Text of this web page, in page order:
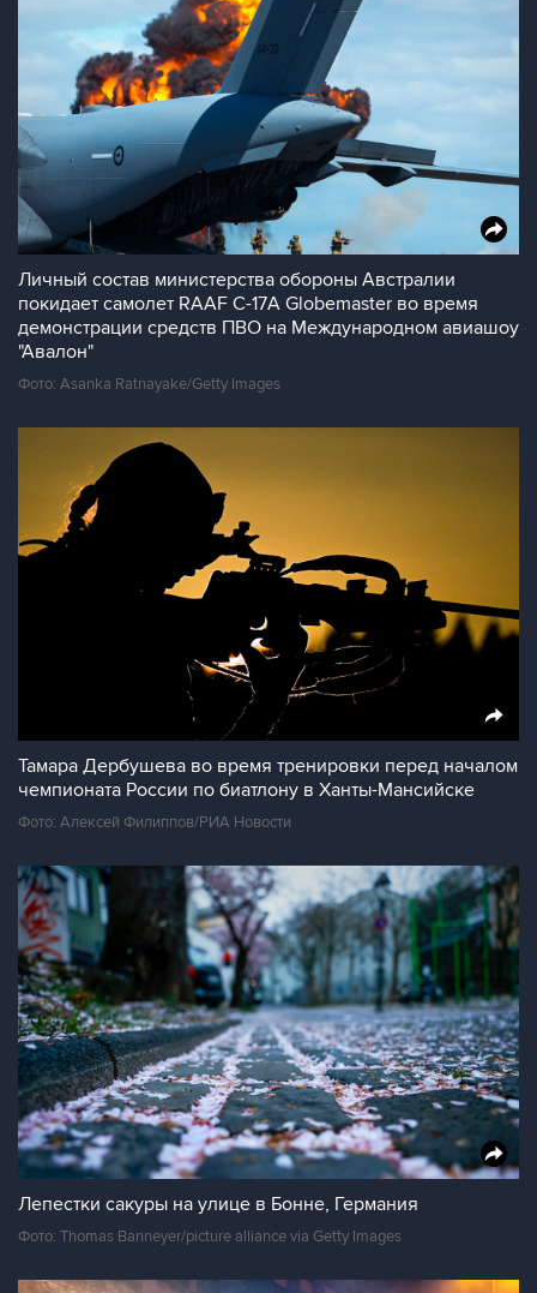
Личный состав министерства обороны Австралии
покидает самолет RAAF C-17A Globemaster во время
демонстрации средств ПВО на Международном авиашоу
"Авалон"
Фото: Asanka Ratnayake/Getty Images
Тамара Дербушева во время тренировки перед началом
чемпионата России по биатлону в Ханты-Мансийске
Фото: Алексей Филиппов/РИА Новости
Лепестки сакуры на улице в Бонне, Германия
Фото: Thomas Banneyer/picture alliance via Getty Images